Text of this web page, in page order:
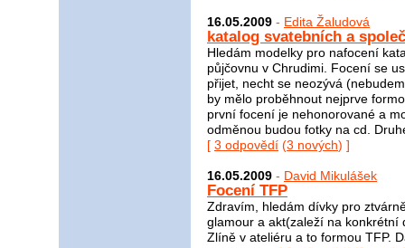
16.05.2009 - Edita Žaludová
katalog svatebních a
Hledám modelky pro nafocení
půjčovnu v Chrudimi. Focení se
přijet, necht se neozývá
by mělo proběhnout nejprve
první focení je nehonorované a
odměnou budou fotky na cd.
[ 3 odpovědí (3 nových) ]
16.05.2009 - David Mikulášek
Focení TFP
Zdravím, hledám dívky pro
glamour a akt(zaleží na konkrétní
Zlíně v ateliéru a to formou TFP.